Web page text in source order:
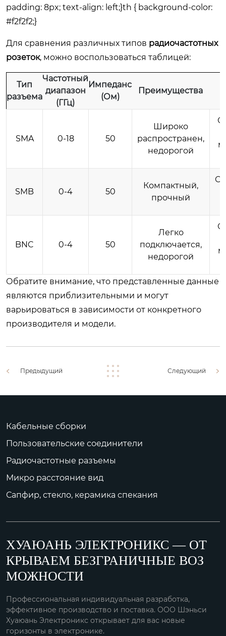
padding: 8px; text-align: left;}th { background-color:
#f2f2f2;}
Для сравнения различных типов радиочастотных
розеток, можно воспользоваться таблицей:
Тип
разъема
Частотный
диапазон
(ГГц)
Импеданс
(Ом)
Преимущества
SMA 0-18 50
Широко
распространен,
недорогой
SMB 0-4 50
Компактный,
прочный
BNC 0-4 50
Легко
подключается,
недорогой
Обратите внимание, что представленные данные
являются приблизительными и могут
варьироваться в зависимости от конкретного
производителя и модели.
Предыдущий Следующий
Кабельные сборки
Пользовательские соединители
Радиочастотные разъемы
Микро расстояние вид
Сапфир, стекло, керамика спекания
ХУАЮАНЬ ЭЛЕКТРОНИКС — ОТ
КРЫВАЕМ БЕЗГРАНИЧНЫЕ ВОЗ
МОЖНОСТИ
Профессиональная индивидуальная разработка,
эффективное производство и поставка. ООО Шэньси
Хуаюань Электроникс открывает для вас новые
горизонты в электронике.